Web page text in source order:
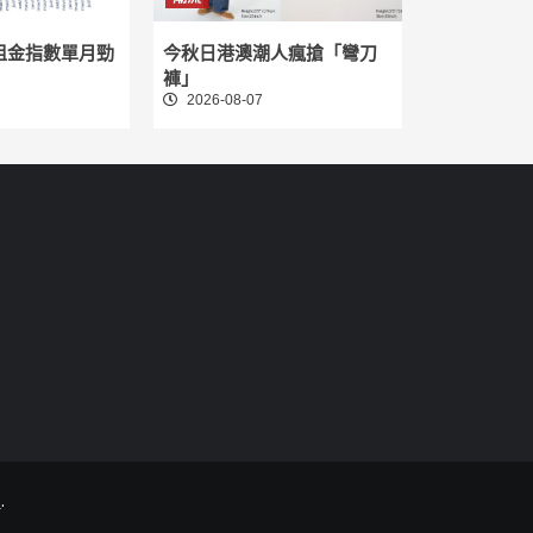
金指數單月勁
今秋日港澳潮人瘋搶「彎刀
褲」
2026-08-07
.